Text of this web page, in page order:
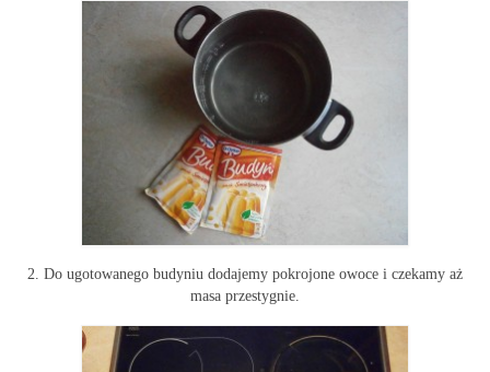
2. Do ugotowanego budyniu dodajemy pokrojone owoce i czekamy aż
masa przestygnie.